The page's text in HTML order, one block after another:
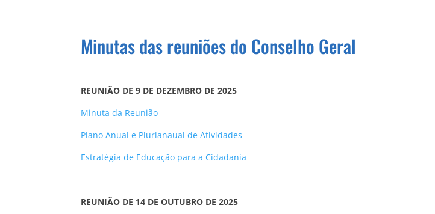
Minutas das reuniões do Conselho Geral
REUNIÃO DE 9 DE DEZEMBRO DE 2025
Minuta da Reunião
Plano Anual e Plurianaual de Atividades
Estratégia de Educação para a Cidadania
REUNIÃO DE 14 DE OUTUBRO DE 2025